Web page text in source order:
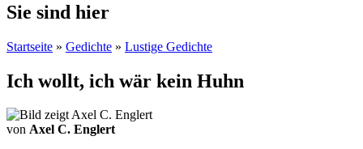
Sie sind hier
Startseite » Gedichte » Lustige Gedichte
Ich wollt, ich wär kein Huhn
von Axel C. Englert